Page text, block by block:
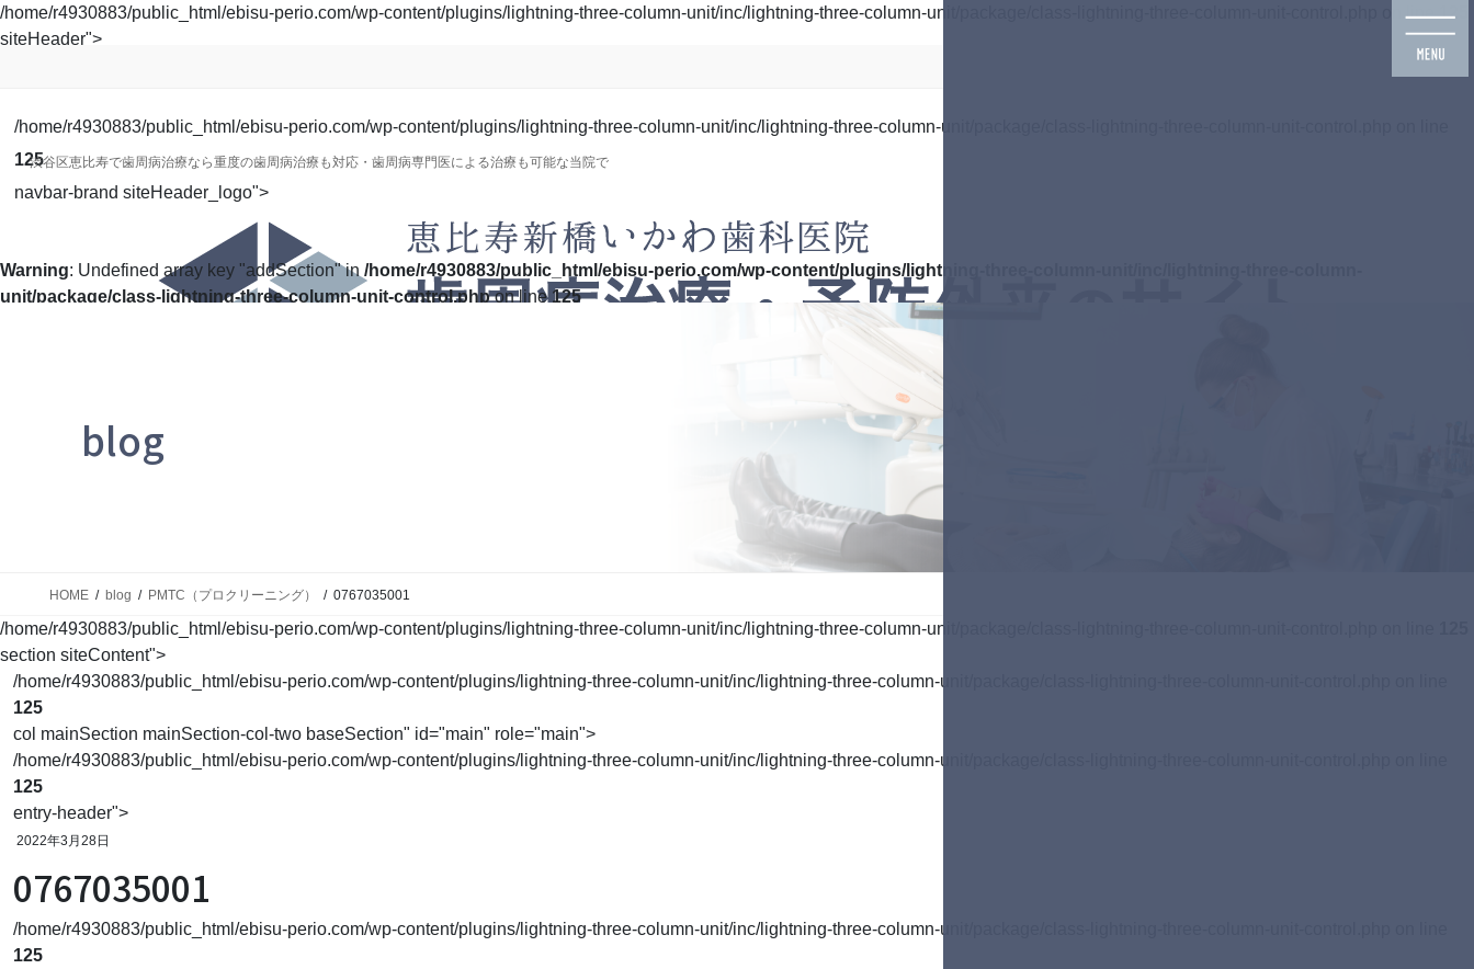
コ
ン
移
動
ナ
ビ
ン
に
/home/r4930883/public_html/ebisu-perio.com/wp-content/plugins/lightning-three-column-unit/inc/lightning-three-column-unit/package/class-lightning-three-column-unit-control.php on line125
siteHeader">
渋谷区恵比寿で歯周病治療なら重度の歯周病治療も対応・歯周病専門医による治療も可能な当院で
/home/r4930883/public_html/ebisu-perio.com/wp-content/plugins/lightning-three-column-unit/inc/lightning-three-column-unit/package/class-lightning-three-column-unit-control.php on line
125
navbar-brand siteHeader_logo">
Warning: Undefined array key "addSection" in /home/r4930883/public_html/ebisu-perio.com/wp-content/plugins/lightning-three-column-unit/inc/lightning-three-column-
unit/package/class-lightning-three-column-unit-control.phpon line 125
ご自宅で行う予防 歯周病のお話
blog
HOME blog PMTC（プロクリーニング） 0767035001
/home/r4930883/public_html/ebisu-perio.com/wp-content/plugins/lightning-three-column-unit/inc/lightning-three-column-unit/package/class-lightning-three-column-unit-control.php on line
section siteContent">
/home/r4930883/public_html/ebisu-perio.com/wp-content/plugins/lightning-three-column-unit/inc/lightning-three-column-unit/package/class-lightning-three-column-unit-control.php on line
125
col mainSection mainSection-col-two baseSection" id="main" role="main">
/home/r4930883/public_html/ebisu-perio.com/wp-content/plugins/lightning-three-column-unit/inc/lightning-three-column-unit/package/class-lightning-three-column-unit-control.php on line
125
entry-header">
2022年3月28日
0767035001
/home/r4930883/public_html/ebisu-perio.com/wp-content/plugins/lightning-three-column-unit/inc/lightning-three-column-unit/package/class-lightning-three-column-unit-control.php on line
125